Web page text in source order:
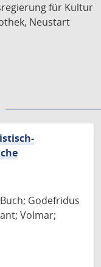
für Kultur
Neustart
Godefridus
Volmar;